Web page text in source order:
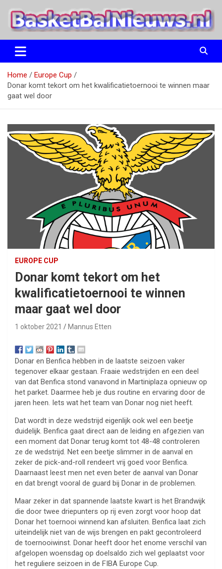
naar
BasketBalNieuws.nl
Etten
Home
Europe Cup
Donar komt tekort om het kwalificatietoernooi te winnen maar
gaat wel door
EUROPE CUP
Donar komt tekort om het
kwalificatietoernooi te winnen
maar gaat wel door
1 oktober 2021 Mannus Etten
Donar en Benfica hebben in de laatste seizoen vaker
tegenover elkaar gestaan. Fraaie wedstrijden en een deel
van dat Benfica stond vanavond in Martiniplaza opnieuw op
het parket. Daarmee heb je dus routine en ervaring door de
jaren heen. Iets wat het team van Donar nog niet heeft.
Dat wordt in deze wedstrijd eigenlijk ook wel een beetje
duidelijk. Benfica gaat direct aan de leiding en afgezien van
een moment dat Donar terug komt tot 48-48 controleren
ze de wedstrijd. Net een beetje slimmer in de aanval en
zeker de pick-and-roll rendeert vrij goed voor Benfica.
Daarnaast leest men net even beter de aanval van Donar
en dat brengt vooral de guard bij Donar in de problemen.
Maar zeker in dat spannende laatste kwart is het Brandwijk
die door twee driepunters op rij even zorgt voor hoop dat
Donar het toernooi winnend kan afsluiten. Benfica laat zich
uiteindelijk niet van de wijs brengen en pakt gecontroleerd
de toernooiwinst. Donar heeft door het enome verschil van
afgelopen woensdag op doelsaldo zich wel geplaatst voor
het reguliere seizoen in de FIBA Europe Cup.